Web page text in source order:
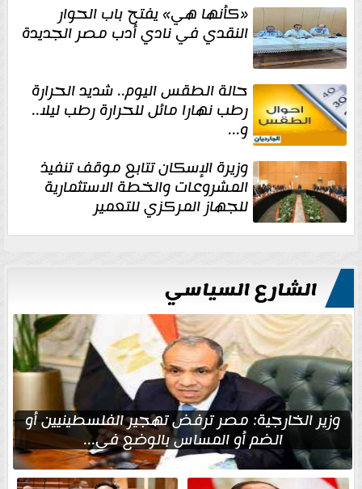
«كأنها هي» يفتح باب الحوار
النقدي في نادي أدب مصر الجديدة
حالة الطقس اليوم.. شديد الحرارة
رطب نهارا مائل للحرارة رطب ليلا..
و...
وزيرة الإسكان تتابع موقف تنفيذ
المشروعات والخطة الاستثمارية
للجهاز المركزي للتعمير
الشارع السياسي
وزير الخارجية: مصر ترفض تهجير الفلسطينيين أو
الضم أو المساس بالوضع في...